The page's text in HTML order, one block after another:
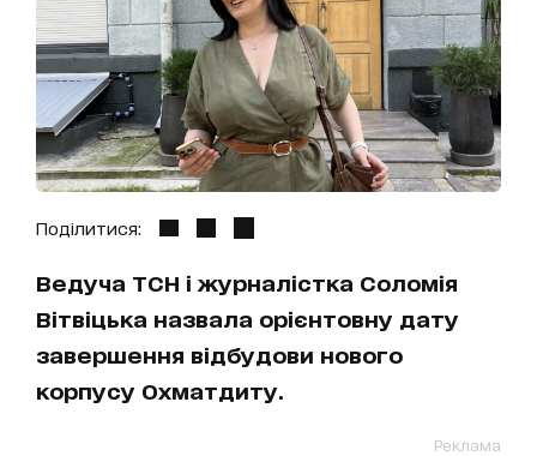
Поділитися:
Ведуча ТСН і журналістка Соломія
Вітвіцька назвала орієнтовну дату
завершення відбудови нового
корпусу Охматдиту.
Реклама